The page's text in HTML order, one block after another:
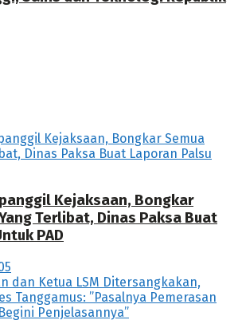
Kejaksaan, Bongkar
Terlibat, Dinas Paksa Buat
PAD